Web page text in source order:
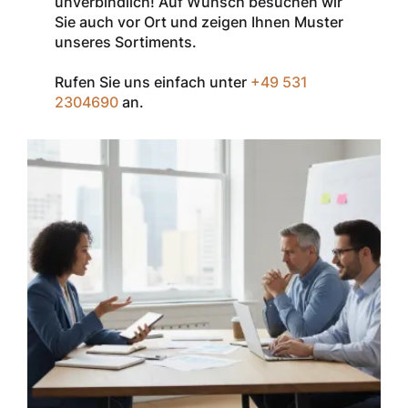
InSpec von
Zum Einlösen
geben Sie den
Warenkorb oder
an der Kasse
nur einmal pro
Kunde
einsetzbar und
nicht
kombinierbar mit
anderen
Rabatten oder
bestehenden
Sonderkonditionen.
Sie auch vor Ort und zeigen Ihnen Muster
unseres Sortiments.
Rufen Sie uns einfach unter +49 531
2304690 an.